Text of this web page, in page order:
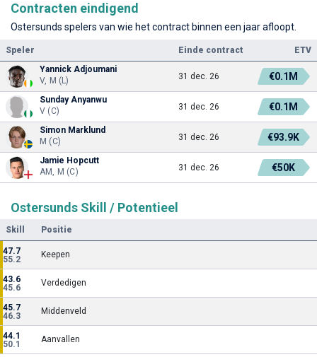
Contracten eindigend
Ostersunds spelers van wie het contract binnen een jaar afloopt.
Speler Einde contract
ETV
Yannick Adjoumani
V, M (L)
31 dec. 26 €0.1M
Sunday Anyanwu
V (C)
31 dec. 26 €0.1M
Simon Marklund
M (C)
31 dec. 26 €93.9K
Jamie Hopcutt
AM, M (C)
31 dec. 26 €50K
Ostersunds Skill / Potentieel
Skill Positie
47.7
55.2
Keepen
43.6
45.6
Verdedigen
45.7
46.3
Middenveld
44.1
50.1
Aanvallen